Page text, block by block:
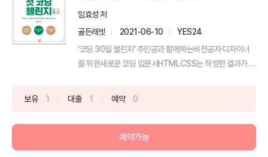
임효성 저
골든래빗
2021-06-10
YES24
‘코딩 30일 챌린지’ 주인공과 함께하는비전공자·디자이너
를 위한새로운 코딩 입문서HTML·CSS는 작성한 결과가 눈
보유 1 대출 1 예약 0
예약가능